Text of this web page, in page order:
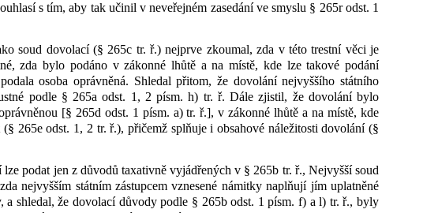
s tím, aby tak učinil v neveřejném zasedání ve smyslu § 265r odst. 1
soud dovolací (§ 265c tr. ř.) nejprve zkoumal, zda v této trestní věci je
zda bylo podáno v zákonné lhůtě a na místě, kde lze takové podání
osoba oprávněná. Shledal přitom, že dovolání nejvyššího státního
podle § 265a odst. 1, 2 písm. h) tr. ř. Dále zjistil, že dovolání bylo
[§ 265d odst. 1 písm. a) tr. ř.], v zákonné lhůtě a na místě, kde
265e odst. 1, 2 tr. ř.), přičemž splňuje i obsahové náležitosti dovolání (§
lze podat jen z důvodů taxativně vyjádřených v § 265b tr. ř., Nejvyšší soud
nejvyšším státním zástupcem vznesené námitky naplňují jím uplatněné
a shledal, že dovolací důvody podle § 265b odst. 1 písm. f) a l) tr. ř., byly